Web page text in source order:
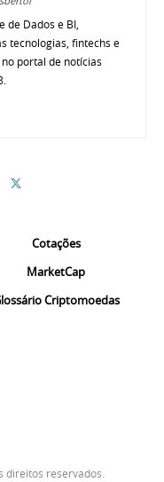
de Dados e BI,
tecnologias, fintechs e
portal de notícias
Cotações
MarketCap
Criptomoedas
direitos reservados.